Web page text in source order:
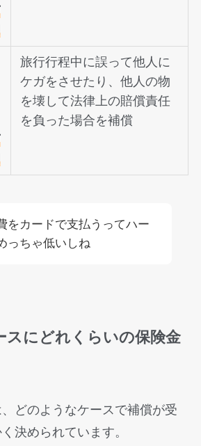
旅行行程中に誤って他人に
ケガをさせたり、他人の物
を壊して法律上の賠償責任
を負った場合を補償
をカードで支払うってハー
っちゃ低いしね
スにどれくらいの保険金
どのようなケースで補償が受
決められています。